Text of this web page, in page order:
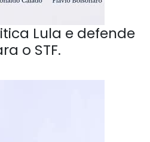
Lula e defende
o STF.